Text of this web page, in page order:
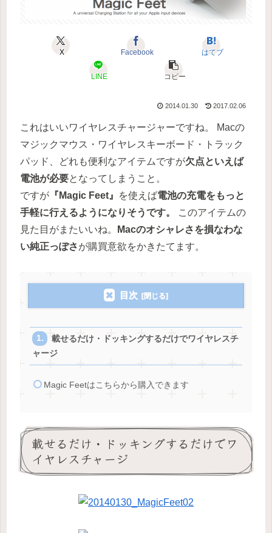
X Facebook はてブ
LINE コピー
2014.01.30 2017.02.06
これはいいワイヤレスチャージャーですね。 Macの
マジックマウス・ワイヤレスキーボード・トラック
パッド、どれも便利なアイテムですが欠点といえば
電池が必要となってしまうこと。
ですが 『Magic Feet』 を使えば電池の充電をもっと
手軽に行えるようになりそうです。
このアイテムの
見た目がまたいいね。
Macのオシャレさを損なわな
い純正っぽさが購買意欲をかきたてます。
目次
載せるだけ・ドッキングするだけでワイヤレスチ
ャージ
Magic Feetはこちらから購入できます
載せるだけ・ドッキングするだけでワ
イヤレスチャージ